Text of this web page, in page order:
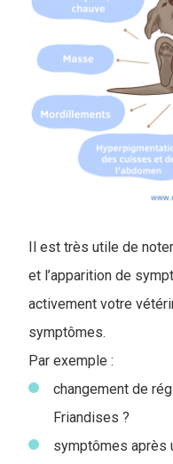
Il est très utile de
et l’apparition de
activement votre
symptômes.
Par exemple :
changement de
Friandises ?
symptômes après